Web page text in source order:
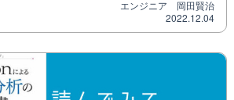
エンジニア 岡田賢治
2022.12.04